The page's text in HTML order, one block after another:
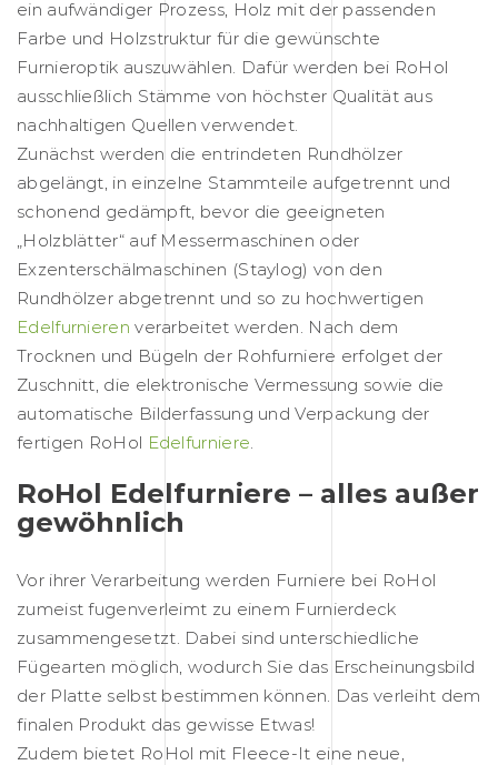
ein aufwändiger Prozess, Holz mit der passenden
Farbe und Holzstruktur für die gewünschte
Furnieroptik auszuwählen. Dafür werden bei RoHol
ausschließlich Stämme von höchster Qualität aus
nachhaltigen Quellen verwendet.
Zunächst werden die entrindeten Rundhölzer
abgelängt, in einzelne Stammteile aufgetrennt und
schonend gedämpft, bevor die geeigneten
„Holzblätter“ auf Messermaschinen oder
Exzenterschälmaschinen (Staylog) von den
Rundhölzer abgetrennt und so zu hochwertigen
Edelfurnieren verarbeitet werden. Nach dem
Trocknen und Bügeln der Rohfurniere erfolget der
Zuschnitt, die elektronische Vermessung sowie die
automatische Bilderfassung und Verpackung der
fertigen RoHol Edelfurniere.
RoHol Edelfurniere – alles außer
gewöhnlich
Vor ihrer Verarbeitung werden Furniere bei RoHol
zumeist fugenverleimt zu einem Furnierdeck
zusammengesetzt. Dabei sind unterschiedliche
Fügearten möglich, wodurch Sie das Erscheinungsbild
der Platte selbst bestimmen können. Das verleiht dem
finalen Produkt das gewisse Etwas!
Zudem bietet RoHol mit Fleece-It eine neue,